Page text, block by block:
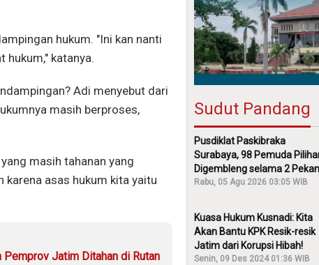
hukum. "Ini kan nanti
hukum," katanya.
Adi menyebut dari
masih berproses,
masih tahanan yang
asas hukum kita yaitu
Pemprov Jatim Ditahan di Rutan
Sudut Pandang
Pusdiklat Paskibraka
Surabaya, 98 Pemuda
Digembleng selama 2
Rabu, 05 Agu 2026 03:05 WIB
Kuasa Hukum Kusnadi: Kita
Akan Bantu KPK Resik-resik
Jatim dari Korupsi Hibah!
Senin, 09 Des 2024 01:36 WIB